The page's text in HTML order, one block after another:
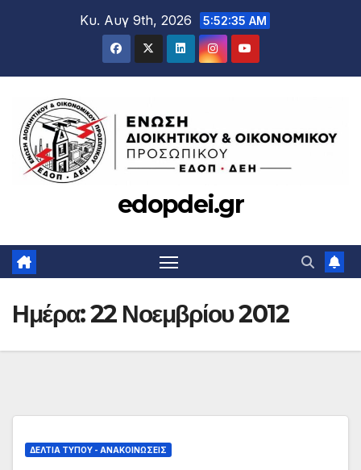
Κυ. Αυγ 9th, 2026 5:52:35 AM
edopdei.gr
Ημέρα:22 Νοεμβρίου 2012
ΔΕΛΤΊΑ ΤΎΠΟΥ - ΑΝΑΚΟΙΝΏΣΕΙΣ